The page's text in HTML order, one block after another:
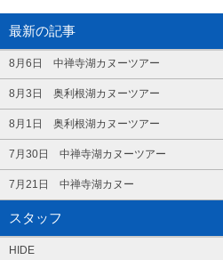
最新の記事
8月6日 中禅寺湖カヌーツアー
8月3日 奥利根湖カヌーツアー
8月1日 奥利根湖カヌーツアー
7月30日 中禅寺湖カヌーツアー
7月21日 中禅寺湖カヌー
スタッフ
HIDE